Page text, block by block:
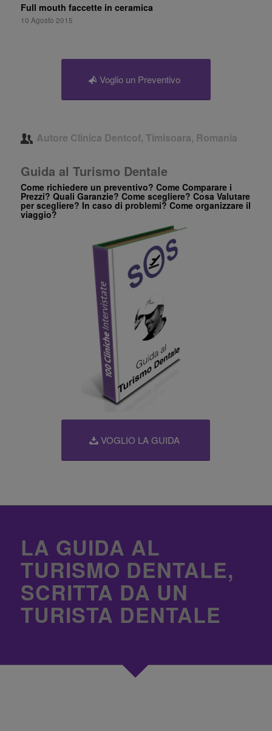
Full mouth faccette in ceramica
10 Agosto 2015
Voglio un Preventivo
Autore Clinica Dentcof, Timisoara, Romania
Guida al Turismo Dentale
Come richiedere un preventivo? Come Comparare i
Prezzi? Quali Garanzie? Come scegliere? Cosa Valutare
per scegliere? In caso di problemi? Come organizzare il
viaggio?
VOGLIO LA GUIDA
LA GUIDA AL
TURISMO DENTALE,
SCRITTA DA UN
TURISTA DENTALE